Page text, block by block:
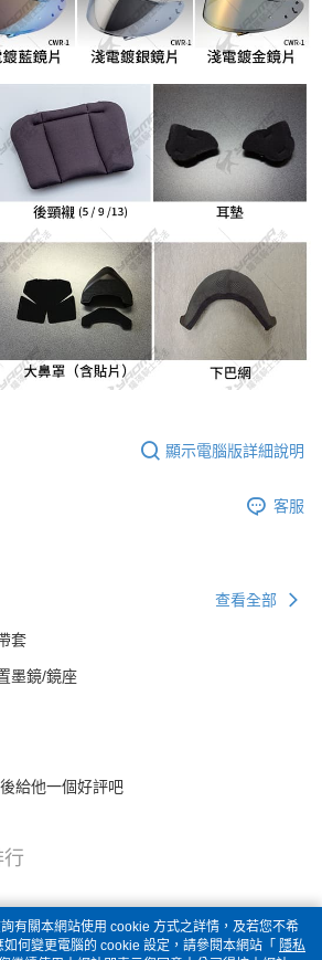
顯示電腦版詳細說明
客服
查看全部
套
墨鏡/鏡座
給他一個好評吧
行
有關本網站使用 cookie 方式之詳情，及若您不希
何變更電腦的 cookie 設定，請參閱本網站「 隱私